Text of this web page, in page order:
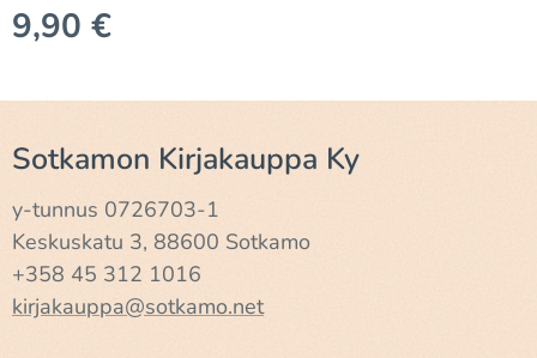
9,90 €
Sotkamon Kirjakauppa Ky
y-tunnus 0726703-1
Keskuskatu 3, 88600 Sotkamo
+358 45 312 1016
kirjakauppa@sotkamo.net